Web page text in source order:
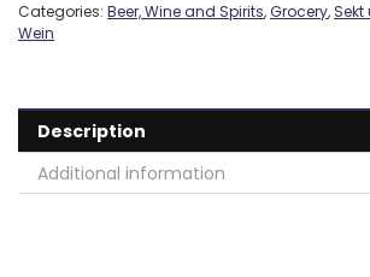
Categories: Beer, Wine and Spirits,Grocery,
Wein
Description
Additional information